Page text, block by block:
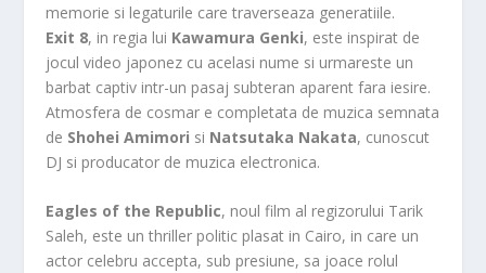
memorie si legaturile care traverseaza generatiile.
Exit 8, in regia lui Kawamura Genki, este inspirat de
jocul video japonez cu acelasi nume si urmareste un
barbat captiv intr-un pasaj subteran aparent fara iesire.
Atmosfera de cosmar e completata de muzica semnata
de Shohei Amimori si Natsutaka Nakata, cunoscut
DJ si producator de muzica electronica.
Eagles of the Republic, noul film al regizorului Tarik
Saleh, este un thriller politic plasat in Cairo, in care un
actor celebru accepta, sub presiune, sa joace rolul